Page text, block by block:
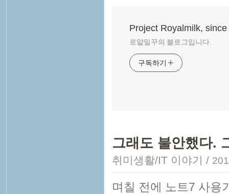
Project Royalmilk,
로얄밀꾸의 블로그입니다.
구독하기
그래도 불안했다.
취미생활/IT 이야기 /
며칠 전에 노트7 사용